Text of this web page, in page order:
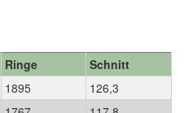
Ringe
Schnitt
1895
126,3